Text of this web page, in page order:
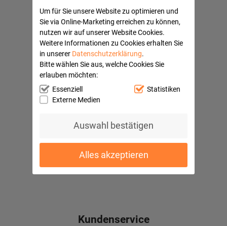
Um für Sie unsere Website zu optimieren und
Sie via Online-Marketing erreichen zu können,
nutzen wir auf unserer Website Cookies.
Weitere Informationen zu Cookies erhalten Sie
in unserer Datenschutzerklärung.
Bitte wählen Sie aus, welche Cookies Sie
erlauben möchten:
Essenziell
Statistiken
Externe Medien
Auswahl bestätigen
Alles akzeptieren
Kundenbewertungen
Quick Navi:
Datenschutz
Barrierefreiheitserklärung
Ihre Vorteile
Gute Bewertungen
Kundenservice